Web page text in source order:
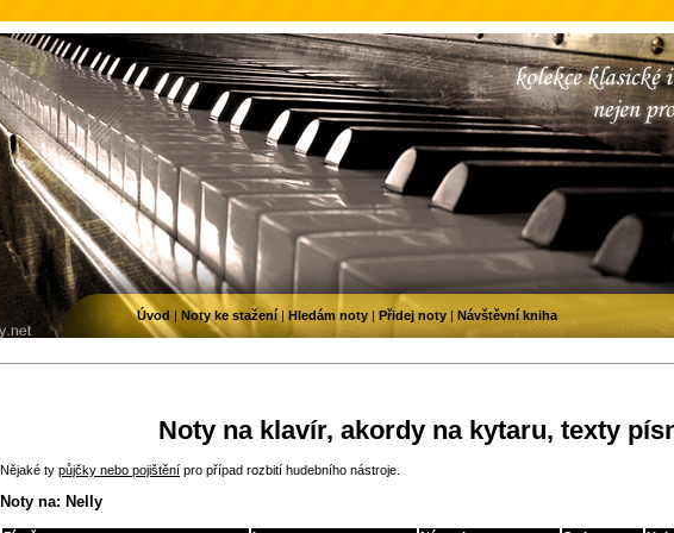
Noty na klavír, akordy na kytaru, texty
Nějaké ty půjčky nebo pojištění pro případ rozbití hudebního nástroje.
Noty na: Nelly
Úvod | Noty ke stažení| Hledám noty | Přidej noty | Návštěvní kniha